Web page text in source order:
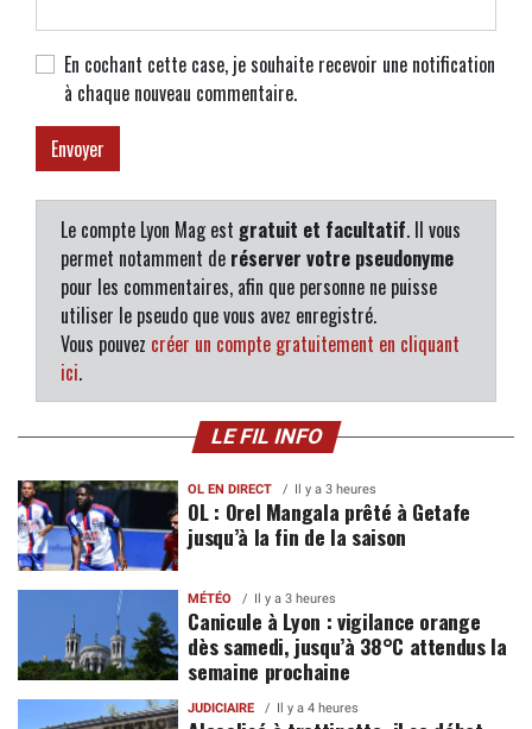
En cochant cette case, je souhaite recevoir une notification
à chaque nouveau commentaire.
Le compte Lyon Mag est gratuit et facultatif. Il vous
permet notamment de réserver votre pseudonyme
pour les commentaires, afin que personne ne puisse
utiliser le pseudo que vous avez enregistré.
Vous pouvez créer un compte gratuitement en cliquant
ici.
LE FIL INFO
OL EN DIRECT Il y a 3 heures
OL : Orel Mangala prêté à Getafe
jusqu’à la fin de la saison
MÉTÉO Il y a 3 heures
Canicule à Lyon : vigilance orange
dès samedi, jusqu’à 38°C attendus la
semaine prochaine
JUDICIAIRE Il y a 4 heures